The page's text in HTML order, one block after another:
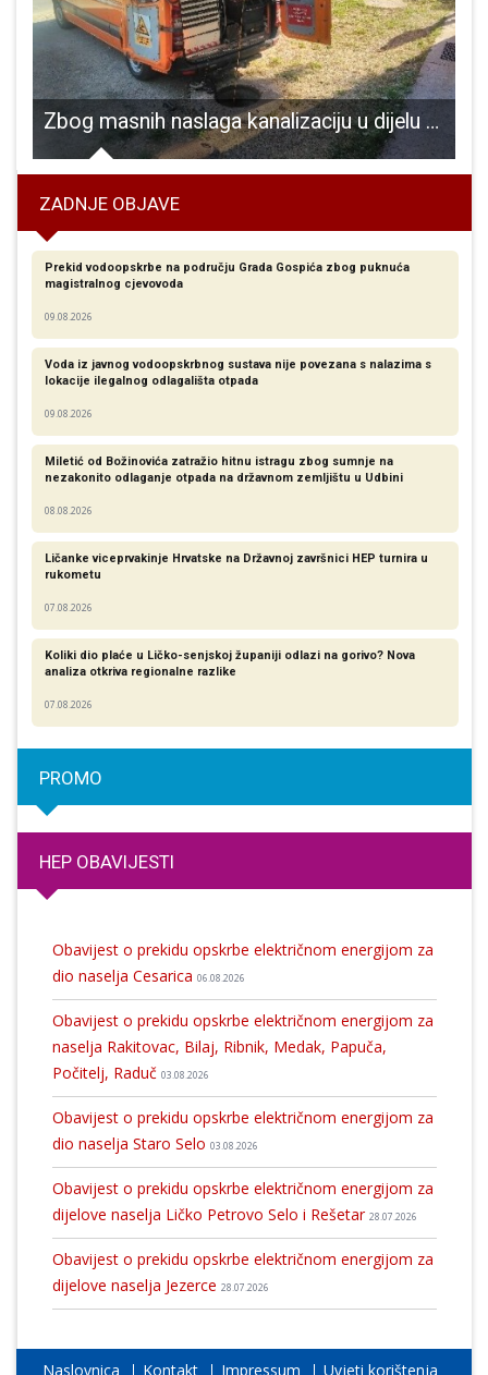
Zbog masnih naslaga kanalizaciju u dijelu Ličkog Osika nije moguće snimiti, čeka se dolazak specijalnog vozila
ZADNJE OBJAVE
Prekid vodoopskrbe na području Grada Gospića zbog puknuća
magistralnog cjevovoda
09.08.2026
Voda iz javnog vodoopskrbnog sustava nije povezana s nalazima s
lokacije ilegalnog odlagališta otpada
09.08.2026
Miletić od Božinovića zatražio hitnu istragu zbog sumnje na
nezakonito odlaganje otpada na državnom zemljištu u Udbini
08.08.2026
Ličanke viceprvakinje Hrvatske na Državnoj završnici HEP turnira u
rukometu
07.08.2026
Koliki dio plaće u Ličko-senjskoj županiji odlazi na gorivo? Nova
analiza otkriva regionalne razlike​
07.08.2026
PROMO
HEP OBAVIJESTI
Obavijest o prekidu opskrbe električnom energijom za
dio naselja Cesarica 06.08.2026
Obavijest o prekidu opskrbe električnom energijom za
naselja Rakitovac, Bilaj, Ribnik, Medak, Papuča,
Počitelj, Raduč 03.08.2026
Obavijest o prekidu opskrbe električnom energijom za
dio naselja Staro Selo 03.08.2026
Obavijest o prekidu opskrbe električnom energijom za
dijelove naselja Ličko Petrovo Selo i Rešetar 28.07.2026
Obavijest o prekidu opskrbe električnom energijom za
dijelove naselja Jezerce 28.07.2026
Naslovnica Kontakt Impressum Uvjeti korištenja